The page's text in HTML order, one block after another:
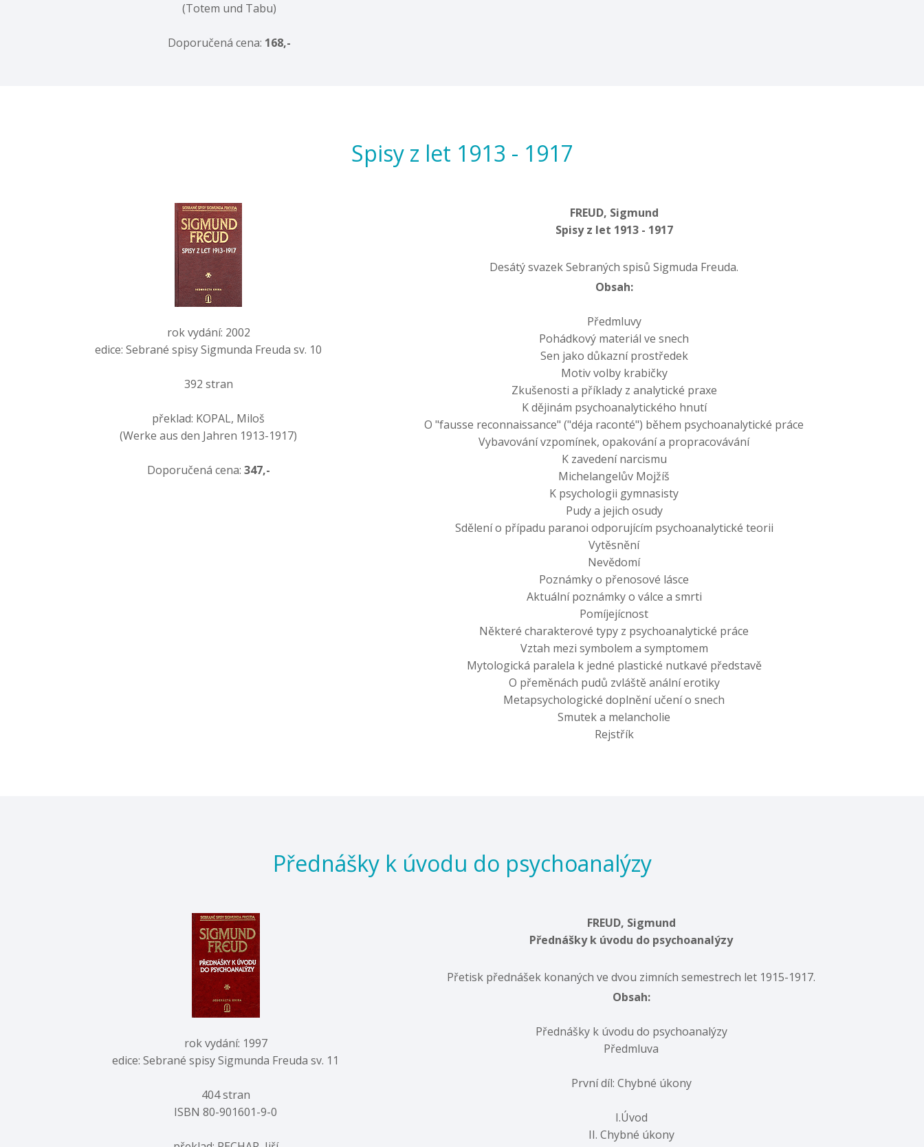
(Totem und Tabu)
Doporučená cena: 168,-
Spisy z let 1913 - 1917
rok vydání: 2002
edice: Sebrané spisy Sigmunda Freuda sv. 10
392 stran
překlad: KOPAL, Miloš
(Werke aus den Jahren 1913-1917)
Doporučená cena: 347,-
FREUD, Sigmund
Spisy z let 1913 - 1917
Desátý svazek Sebraných spisů Sigmuda Freuda.
Obsah:
Předmluvy
Pohádkový materiál ve snech
Sen jako důkazní prostředek
Motiv volby krabičky
Zkušenosti a příklady z analytické praxe
K dějinám psychoanalytického hnutí
O "fausse reconnaissance" ("déja raconté") během psychoanalytické práce
Vybavování vzpomínek, opakování a propracovávání
K zavedení narcismu
Michelangelův Mojžíš
K psychologii gymnasisty
Pudy a jejich osudy
Sdělení o případu paranoi odporujícím psychoanalytické teorii
Vytěsnění
Nevědomí
Poznámky o přenosové lásce
Aktuální poznámky o válce a smrti
Pomíjejícnost
Některé charakterové typy z psychoanalytické práce
Vztah mezi symbolem a symptomem
Mytologická paralela k jedné plastické nutkavé představě
O přeměnách pudů zvláště anální erotiky
Metapsychologické doplnění učení o snech
Smutek a melancholie
Rejstřík
Přednášky k úvodu do psychoanalýzy
rok vydání: 1997
edice: Sebrané spisy Sigmunda Freuda sv. 11
404 stran
ISBN 80-901601-9-0
FREUD, Sigmund
Přednášky k úvodu do psychoanalýzy
Přetisk přednášek konaných ve dvou zimních semestrech let 1915-1917.
Obsah:
Přednášky k úvodu do psychoanalýzy
Předmluva
První díl: Chybné úkony
I.Úvod
II. Chybné úkony